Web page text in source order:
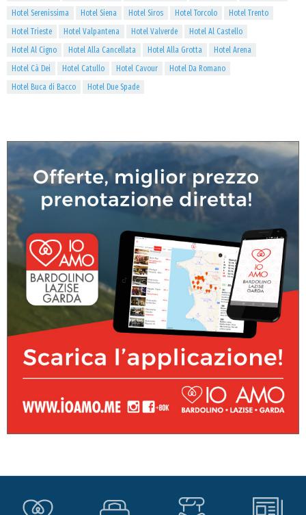
Hotel Serenissima
Hotel Siena Hotel Siros Hotel Torcolo
Hotel Trento
Hotel Trieste
Hotel Valpantena Hotel Valverde
Hotel Al Castello
Hotel Al Cigno
Hotel Alla Cancellata Hotel Alla Grotta
Hotel Arena
Hotel Cà Dei
Hotel Catullo Hotel Cavour
Hotel Da Romano
Hotel Buca di Bacco
Hotel Due Spade